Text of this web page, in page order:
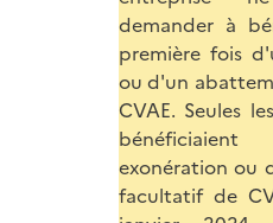
demander à
première fois
ou d'un
CVAE. Seules
exonération ou
facultatif de